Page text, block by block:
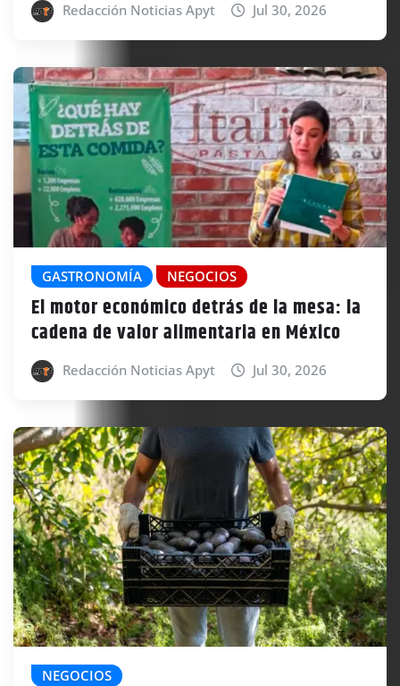
Redacción Noticias Apyt Jul 30, 2026
GASTRONOMÍA NEGOCIOS
El motor económico detrás de la mesa: la
cadena de valor alimentaria en México
Redacción Noticias Apyt Jul 30, 2026
NEGOCIOS